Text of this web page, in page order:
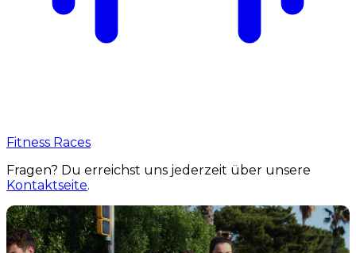
Fitness Races
Fragen? Du erreichst uns jederzeit über unsere
Kontaktseite.